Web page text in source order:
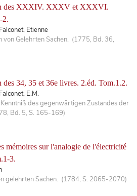
des XXXIV. XXXV et XXXVI.
2.
Etienne
von Gelehrten Sachen. (1775, Bd. 36,
des 34, 35 et 36e livres. 2.éd. Tom.1.2.
E.M.
des gegenwärtigen Zustandes der
Bd. 5, S. 165-169)
mémoires sur l'analogie de l'électricité
3.
gelehrten Sachen. (1784, S. 2065-2070)